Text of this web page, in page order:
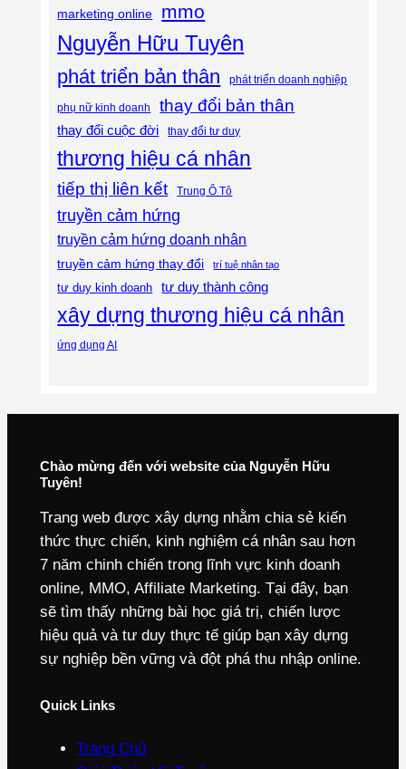
marketing online mmo
Nguyễn Hữu Tuyên
phát triển bản thân phát triển doanh nghiệp
phụ nữ kinh doanh thay đổi bản thân
thay đổi cuộc đời thay đổi tư duy
thương hiệu cá nhân
tiếp thị liên kết Trung Ô Tô
truyền cảm hứng
truyền cảm hứng doanh nhân
truyền cảm hứng thay đổi trí tuệ nhân tạo
tư duy kinh doanh tư duy thành công
xây dựng thương hiệu cá nhân
ứng dụng AI
Chào mừng đến với website của Nguyễn Hữu
Tuyên!
Trang web được xây dựng nhằm chia sẻ kiến
thức thực chiến, kinh nghiệm cá nhân sau hơn
7 năm chinh chiến trong lĩnh vực kinh doanh
online, MMO, Affiliate Marketing. Tại đây, bạn
sẽ tìm thấy những bài học giá trị, chiến lược
hiệu quả và tư duy thực tế giúp bạn xây dựng
sự nghiệp bền vững và đột phá thu nhập online.
Quick Links
Trang Chủ